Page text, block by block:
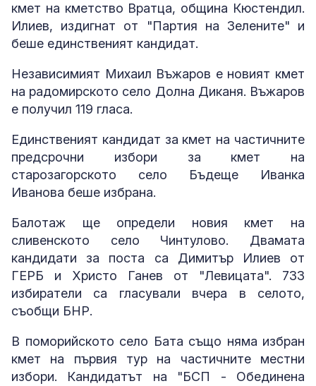
кмет на кметство Вратца, община Кюстендил.
Илиев, издигнат от "Партия на Зелените" и
беше единственият кандидат.
Независимият Михаил Въжаров е новият кмет
на радомирското село Долна Диканя. Въжаров
е получил 119 гласа.
Единственият кандидат за кмет на частичните
предсрочни избори за кмет на
старозагорското село Бъдеще Иванка
Иванова беше избрана.
Балотаж ще определи новия кмет на
сливенското село Чинтулово. Двамата
кандидати за поста са Димитър Илиев от
ГЕРБ и Христо Ганев от "Левицата". 733
избиратели са гласували вчера в селото,
съобщи БНР.
В поморийското село Бата също няма избран
кмет на първия тур на частичните местни
избори. Кандидатът на "БСП - Обединена